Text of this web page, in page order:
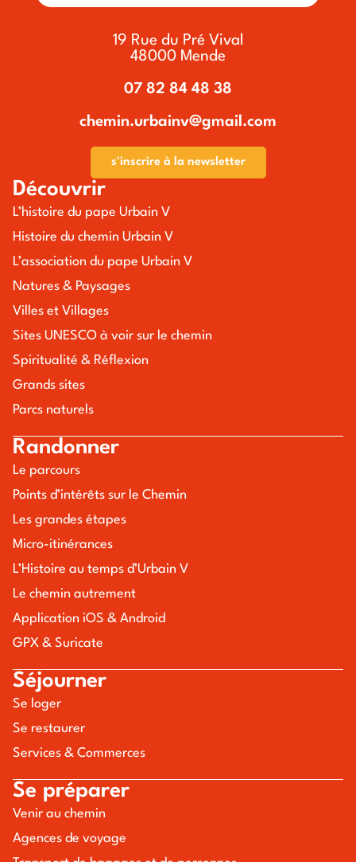
19 Rue du Pré Vival
48000 Mende
07 82 84 48 38
chemin.urbainv@gmail.com
s'inscrire à la newsletter
Découvrir
L’histoire du pape Urbain V
Histoire du chemin Urbain V
L’association du pape Urbain V
Natures & Paysages
Villes et Villages
Sites UNESCO à voir sur le chemin
Spiritualité & Réflexion
Grands sites
Parcs naturels
Randonner
Le parcours
Points d’intérêts sur le Chemin
Les grandes étapes
Micro-itinérances
L’Histoire au temps d’Urbain V
Le chemin autrement
Application iOS & Android
GPX & Suricate
Séjourner
Se loger
Se restaurer
Services & Commerces
Se préparer
Venir au chemin
Agences de voyage